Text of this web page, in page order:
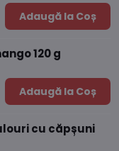
Adaugă la Coș
120 g
Adaugă la Coș
cu căpșuni